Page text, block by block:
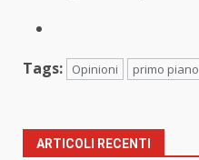
Tags: Opinioni primo piano
ARTICOLI RECENTI